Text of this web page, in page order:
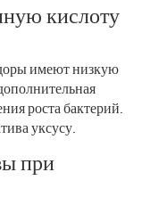
кислоту
имеют низкую
роста бактерий.
уксусу.
при